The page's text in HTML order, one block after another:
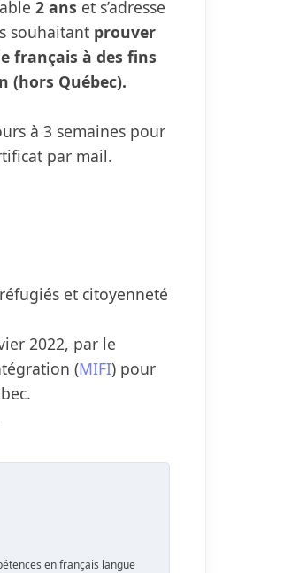
2 ans et s’adresse
souhaitant prouver
français à des fins
(hors Québec).
à 3 semaines pour
par mail.
et citoyenneté
2022, par le
(MIFI) pour
en français langue